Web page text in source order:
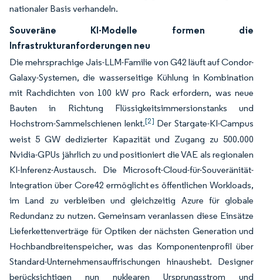
nationaler Basis verhandeln.
Souveräne KI-Modelle formen die
Infrastrukturanforderungen neu
Die mehrsprachige Jais-LLM-Familie von G42 läuft auf Condor-
Galaxy-Systemen, die wasserseitige Kühlung in Kombination
mit Rachdichten von 100 kW pro Rack erfordern, was neue
Bauten in Richtung Flüssigkeitsimmersionstanks und
Hochstrom-Sammelschienen lenkt.[2] Der Stargate-KI-Campus
weist 5 GW dedizierter Kapazität und Zugang zu 500.000
Nvidia-GPUs jährlich zu und positioniert die VAE als regionalen
KI-Inferenz-Austausch. Die Microsoft-Cloud-für-Souveränität-
Integration über Core42 ermöglicht es öffentlichen Workloads,
im Land zu verbleiben und gleichzeitig Azure für globale
Redundanz zu nutzen. Gemeinsam veranlassen diese Einsätze
Lieferkettenverträge für Optiken der nächsten Generation und
Hochbandbreitenspeicher, was das Komponentenprofil über
Standard-Unternehmensauffrischungen hinaushebt. Designer
berücksichtigen nun nuklearen Ursprungsstrom und